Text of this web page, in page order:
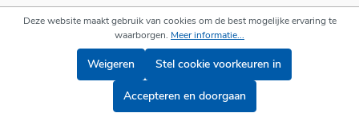
Deze website maakt gebruik van cookies om de best mogelijke ervaring te
waarborgen. Meer informatie...
Weigeren Stel cookie voorkeuren in
Accepteren en doorgaan